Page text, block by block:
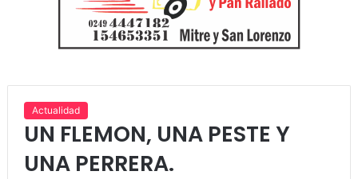
Actualidad
UN FLEMON, UNA PESTE Y
UNA PERRERA.